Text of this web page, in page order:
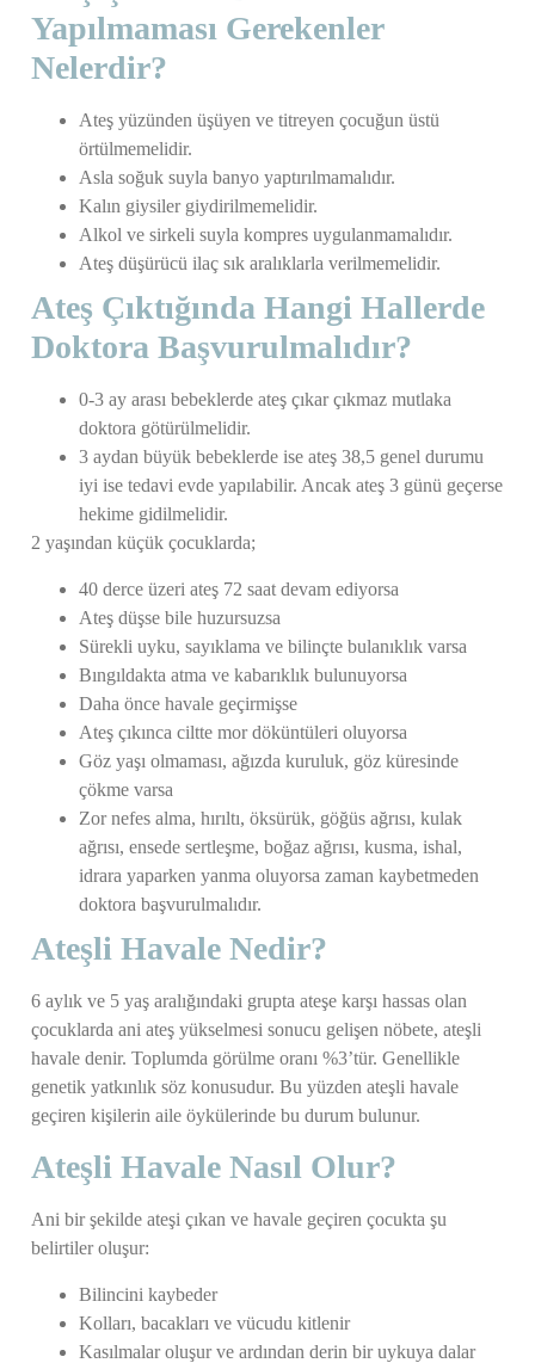
Yapılmaması Gerekenler
Nelerdir?
Ateş yüzünden üşüyen ve titreyen çocuğun üstü
örtülmemelidir.
Asla soğuk suyla banyo yaptırılmamalıdır.
Kalın giysiler giydirilmemelidir.
Alkol ve sirkeli suyla kompres uygulanmamalıdır.
Ateş düşürücü ilaç sık aralıklarla verilmemelidir.
Ateş Çıktığında Hangi Hallerde
Doktora Başvurulmalıdır?
0-3 ay arası bebeklerde ateş çıkar çıkmaz mutlaka
doktora götürülmelidir.
3 aydan büyük bebeklerde ise ateş 38,5 genel durumu
iyi ise tedavi evde yapılabilir. Ancak ateş 3 günü geçerse
hekime gidilmelidir.
2 yaşından küçük çocuklarda;
40 derce üzeri ateş 72 saat devam ediyorsa
Ateş düşse bile huzursuzsa
Sürekli uyku, sayıklama ve bilinçte bulanıklık varsa
Bıngıldakta atma ve kabarıklık bulunuyorsa
Daha önce havale geçirmişse
Ateş çıkınca ciltte mor döküntüleri oluyorsa
Göz yaşı olmaması, ağızda kuruluk, göz küresinde
çökme varsa
Zor nefes alma, hırıltı, öksürük, göğüs ağrısı, kulak
ağrısı, ensede sertleşme, boğaz ağrısı, kusma, ishal,
idrara yaparken yanma oluyorsa zaman kaybetmeden
doktora başvurulmalıdır.
Ateşli Havale Nedir?
6 aylık ve 5 yaş aralığındaki grupta ateşe karşı hassas olan
çocuklarda ani ateş yükselmesi sonucu gelişen nöbete, ateşli
havale denir. Toplumda görülme oranı %3’tür. Genellikle
genetik yatkınlık söz konusudur. Bu yüzden ateşli havale
geçiren kişilerin aile öykülerinde bu durum bulunur.
Ateşli Havale Nasıl Olur?
Ani bir şekilde ateşi çıkan ve havale geçiren çocukta şu
belirtiler oluşur:
Bilincini kaybeder
Kolları, bacakları ve vücudu kitlenir
Kasılmalar oluşur ve ardından derin bir uykuya dalar